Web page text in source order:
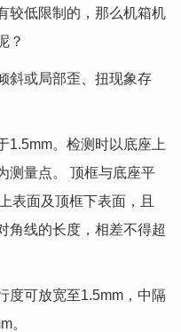
较低限制的，那么机箱机
？
斜或局部歪、扭现象存
1.5mm。检测时以底座上
测量点。 顶框与底座平
表面及顶框下表面，且
角线的长度，相差不得超
度可放宽至1.5mm，中隔
。